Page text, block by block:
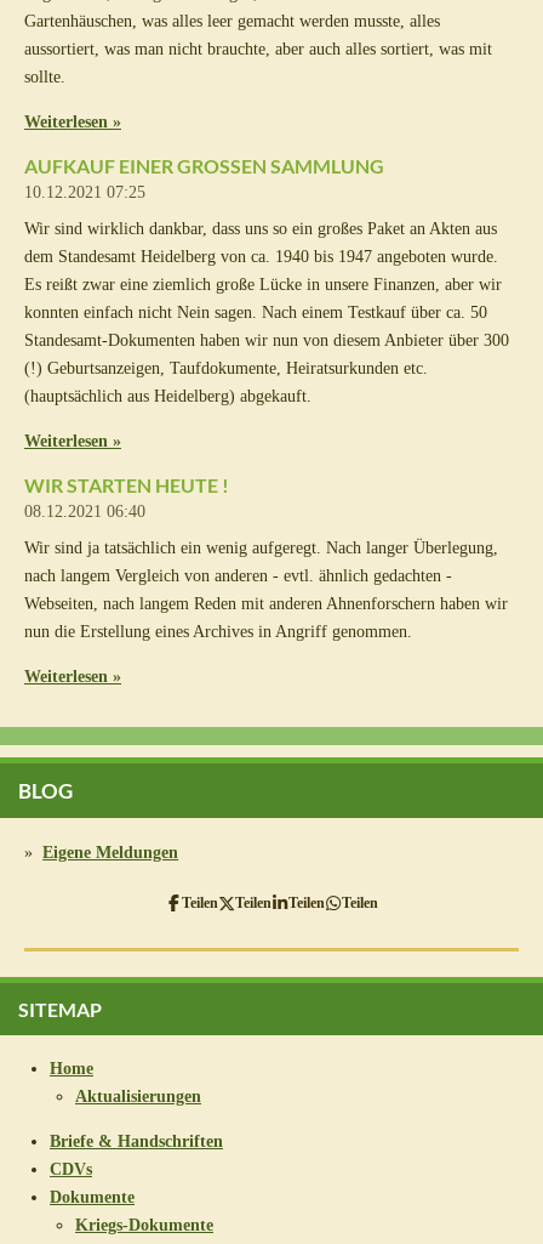
Gartenhäuschen, was alles leer gemacht werden musste, alles
aussortiert, was man nicht brauchte, aber auch alles sortiert, was mit
sollte.
Weiterlesen »
AUFKAUF EINER GROSSEN SAMMLUNG
10.12.2021 07:25
Wir sind wirklich dankbar, dass uns so ein großes Paket an Akten aus
dem Standesamt Heidelberg von ca. 1940 bis 1947 angeboten wurde.
Es reißt zwar eine ziemlich große Lücke in unsere Finanzen, aber wir
konnten einfach nicht Nein sagen. Nach einem Testkauf über ca. 50
Standesamt-Dokumenten haben wir nun von diesem Anbieter über 300
(!) Geburtsanzeigen, Taufdokumente, Heiratsurkunden etc.
(hauptsächlich aus Heidelberg) abgekauft.
Weiterlesen »
WIR STARTEN HEUTE !
08.12.2021 06:40
Wir sind ja tatsächlich ein wenig aufgeregt. Nach langer Überlegung,
nach langem Vergleich von anderen - evtl. ähnlich gedachten -
Webseiten, nach langem Reden mit anderen Ahnenforschern haben wir
nun die Erstellung eines Archives in Angriff genommen.
Weiterlesen »
BLOG
Eigene Meldungen
Teilen Teilen Teilen Teilen
SITEMAP
Home
Aktualisierungen
Briefe & Handschriften
CDVs
Dokumente
Kriegs-Dokumente